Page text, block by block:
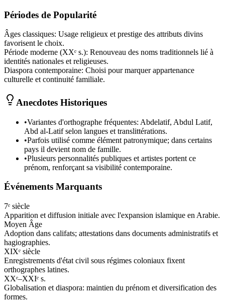
Périodes de Popularité
Âges classiques: Usage religieux et prestige des attributs divins
favorisent le choix.
Période moderne (XXᵉ s.): Renouveau des noms traditionnels lié à
identités nationales et religieuses.
Diaspora contemporaine: Choisi pour marquer appartenance
culturelle et continuité familiale.
Anecdotes Historiques
•Variantes d'orthographe fréquentes: Abdelatif, Abdul Latif,
Abd al-Latif selon langues et translittérations.
•Parfois utilisé comme élément patronymique; dans certains
pays il devient nom de famille.
•Plusieurs personnalités publiques et artistes portent ce
prénom, renforçant sa visibilité contemporaine.
Événements Marquants
7ᵉ siècle
Apparition et diffusion initiale avec l'expansion islamique en Arabie.
Moyen Âge
Adoption dans califats; attestations dans documents administratifs et
hagiographies.
XIXᵉ siècle
Enregistrements d'état civil sous régimes coloniaux fixent
orthographes latines.
XXᵉ–XXIᵉ s.
Globalisation et diaspora: maintien du prénom et diversification des
formes.